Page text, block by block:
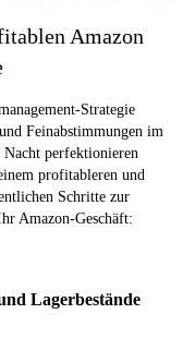
Amazon
Strategie
Feinabstimmungen im
perfektionieren
profitableren und
Schritte zur
Amazon-Geschäft:
Lagerbestände